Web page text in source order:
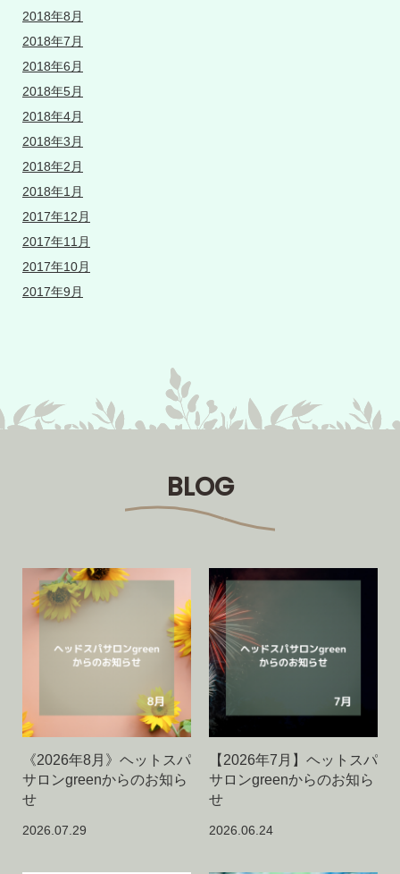
2018年8月
2018年7月
2018年6月
2018年5月
2018年4月
2018年3月
2018年2月
2018年1月
2017年12月
2017年11月
2017年10月
2017年9月
BLOG
《2026年8月》ヘットスパ
サロンgreenからのお知ら
せ
2026.07.29
【2026年7月】ヘットスパ
サロンgreenからのお知ら
せ
2026.06.24